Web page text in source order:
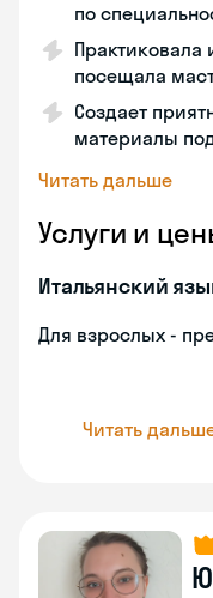
по
Практиковала
посещала
Создает
материалы
Читать дальше
Услуги и
Итальянский
Для взрослых -
Читать